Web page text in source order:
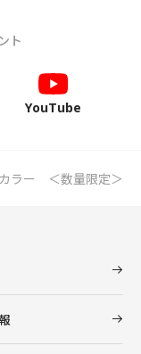
ト
YouTube
ラー ＜数量限定＞